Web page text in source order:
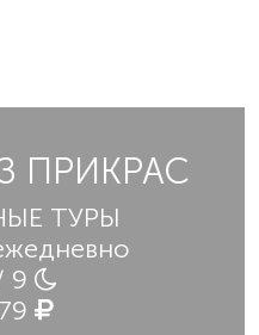
ПРИКРАС
ТУРЫ
9